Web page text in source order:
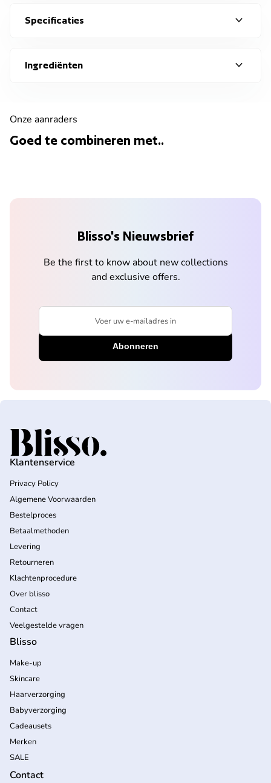
Specificaties expand_more
Ingrediënten expand_more
Onze aanraders
Goed te combineren met..
Blisso's Nieuwsbrief
Be the first to know about new collections
and exclusive offers.
Voer uw e-mailadres in
Home
Klantenservice
Privacy Policy
Algemene Voorwaarden
Bestelproces
Betaalmethoden
Levering
Retourneren
Klachtenprocedure
Over blisso
Contact
Veelgestelde vragen
Blisso
Make-up
Skincare
Haarverzorging
Babyverzorging
Cadeausets
Merken
SALE
Contact